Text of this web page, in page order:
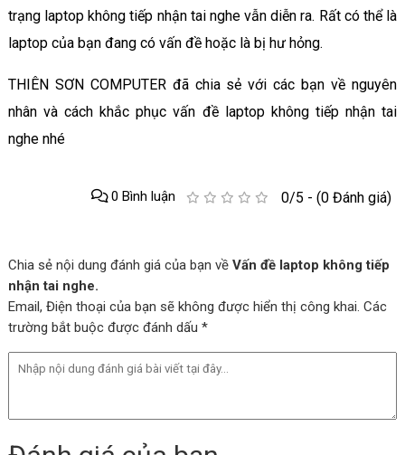
trạng laptop không tiếp nhận tai nghe vẫn diễn ra. Rất có thể là
laptop của bạn đang có vấn đề hoặc là bị hư hỏng.
THIÊN SƠN COMPUTER đã chia sẻ với các bạn về nguyên
nhân và cách khắc phục vấn đề laptop không tiếp nhận tai
nghe nhé
0/5 - (0 Đánh giá)
0 Bình luận
Chia sẻ nội dung đánh giá của bạn về Vấn đề laptop không tiếp
nhận tai nghe.
Email, Điện thoại của bạn sẽ không được hiển thị công khai. Các
trường bắt buộc được đánh dấu *